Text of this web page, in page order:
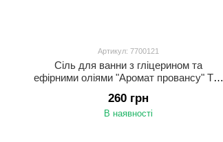
Артикул: 7700121
Сіль для ванни з гліцерином та
ефірними оліями "Аромат провансу" ТМ
260 грн
В наявності